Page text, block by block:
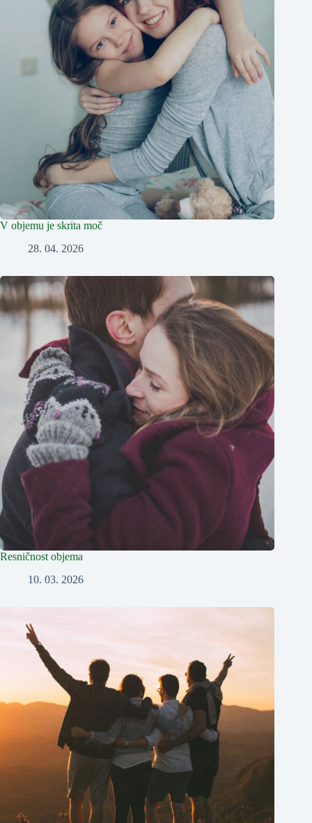
V objemu je skrita moč
28. 04. 2026
Resničnost objema
10. 03. 2026